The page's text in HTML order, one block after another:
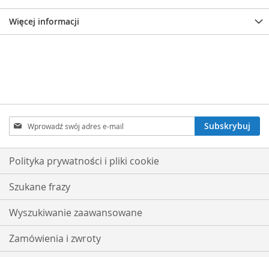
Więcej informacji
Subskrybuj
nasz
newsletter:
Subskrybuj
Polityka prywatności i pliki cookie
Szukane frazy
Wyszukiwanie zaawansowane
Zamówienia i zwroty